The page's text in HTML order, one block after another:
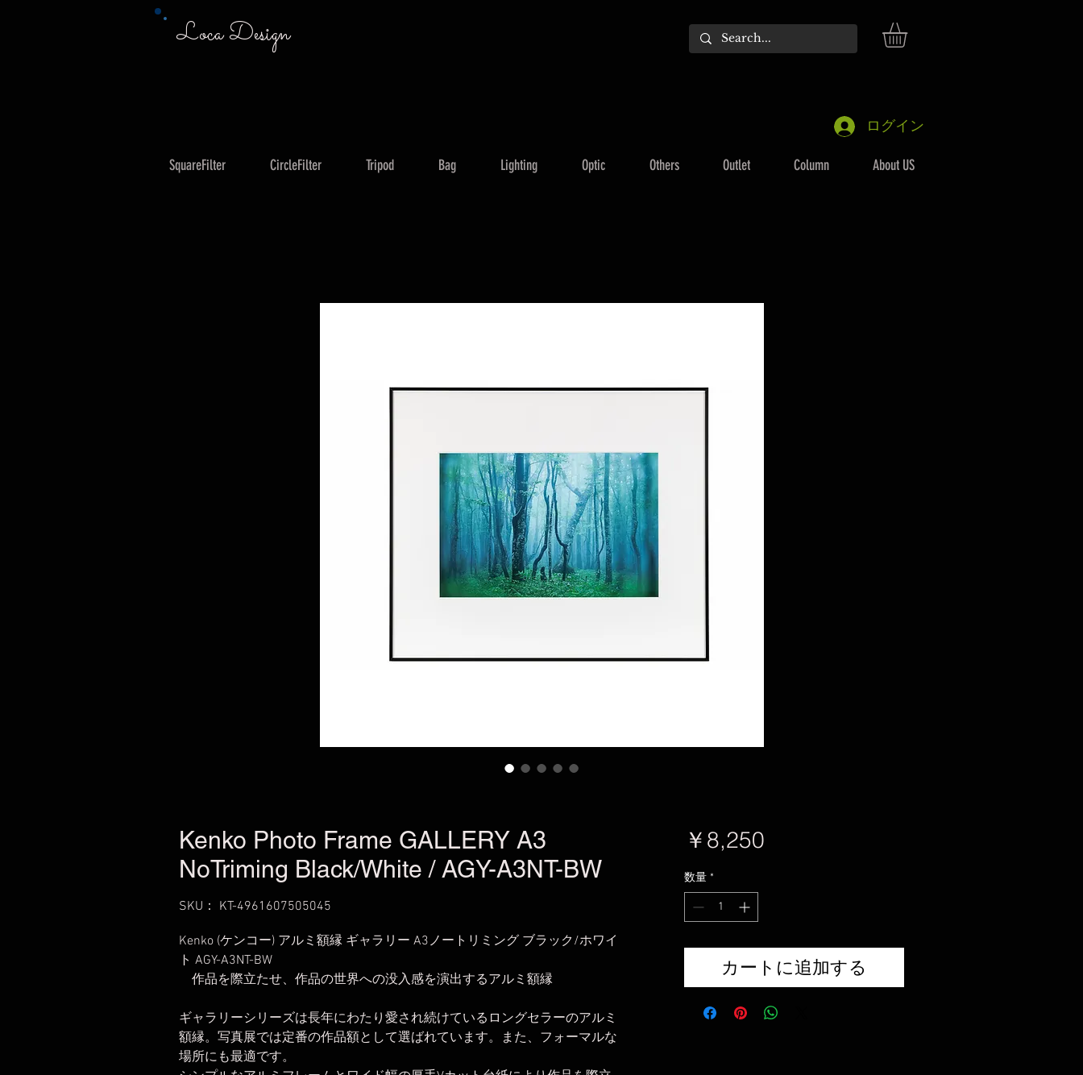
Loca Design
ログイン
SquareFilter CircleFilter Tripod Bag Lighting Optic Others Outlet Column About US
Kenko Photo Frame GALLERY A3
NoTriming Black/White / AGY-A3NT-BW
SKU： KT-4961607505045
Kenko (ケンコー) アルミ額縁 ギャラリー A3ノートリミング ブラック/ホワイ
ト AGY-A3NT-BW
作品を際立たせ、作品の世界への没入感を演出するアルミ額縁
ギャラリーシリーズは長年にわたり愛され続けているロングセラーのアルミ
額縁。写真展では定番の作品額として選ばれています。また、フォーマルな
場所にも最適です。
￥8,250価
数量 *
カートに追加する